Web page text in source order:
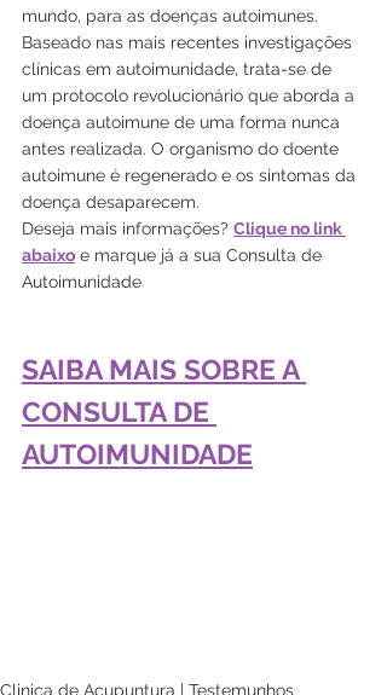
mundo, para as doenças autoimunes.
Baseado nas mais recentes investigações
clínicas em autoimunidade, trata-se de
um protocolo revolucionário que aborda a
doença autoimune de uma forma nunca
antes realizada. O organismo do doente
autoimune é regenerado e os sintomas da
doença desaparecem.
Deseja mais informações? Clique no link
abaixo e marque já a sua Consulta de
Autoimunidade
SAIBA MAIS SOBRE A
CONSULTA DE
AUTOIMUNIDADE
Clinica de Acupuntura | Testemunhos